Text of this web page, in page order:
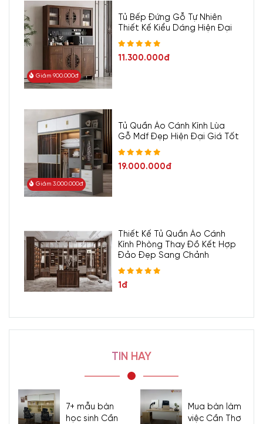
Giảm 900.000đ
Tủ Bếp Đứng Gỗ Tự Nhiên
Thiết Kế Kiểu Dáng Hiện Đại
11.300.000đ
Giảm 3.000.000đ
Tủ Quần Áo Cánh Kính Lùa
Gỗ Mdf Đẹp Hiện Đại Giá Tốt
19.000.000đ
Thiết Kế Tủ Quần Áo Cánh
Kính Phòng Thay Đồ Kết Hợp
Đảo Đẹp Sang Chảnh
1đ
TIN HAY
7+ mẫu bàn
học sinh Cần
Mua bàn làm
việc Cần Thơ